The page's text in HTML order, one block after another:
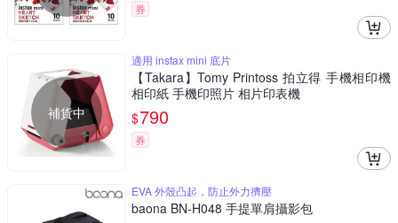
券
補貨中
適用 instax mini 底片
【Takara】Tomy Printoss 拍立得 手機相印機
相印紙 手機印照片 相片印表機
$790
券
EVA 外殼凸起，防止外力擠壓
baona BN-H048 手提單肩攝影包